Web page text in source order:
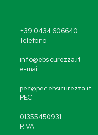
+39 0434 606640
Telefono
info@ebsicurezza.it
e-mail
pec@pec.ebsicurezza.it
PEC
01355450931
P.IVA